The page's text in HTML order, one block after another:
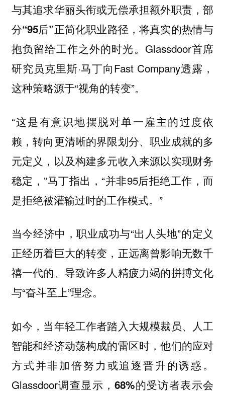
与其追求华丽头衔或无偿承担额外职责，部
分“95后”正简化职业路径，将真实的热情与
抱负留给工作之外的时光。 Glassdoor首席
研究员克里斯·马丁向Fast Company透露，
这种策略源于“视角的转变”。
“这是有意识地摆脱对单一雇主的过度依
赖，转向更清晰的界限划分、职业成就的多
元定义，以及构建多元收入来源以实现财务
稳定，”马丁指出，“并非95后拒绝工作，而
是拒绝被灌输过时的工作模式。”
当今经济中，职业成功与“出人头地”的定义
正经历着巨大的转变，正远离曾影响无数千
禧一代的、导致许多人精疲力竭的拼搏文化
与“奋斗至上”理念。
如今，当年轻工作者踏入大规模裁员、人工
智能和经济动荡构成的雷区时，他们的应对
方式并非加倍努力或追逐晋升的诱惑。
Glassdoor调查显示，68%的受访者表示会